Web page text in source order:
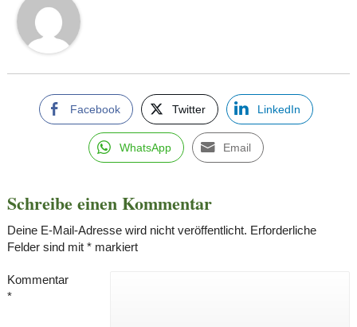
Facebook Twitter LinkedIn
WhatsApp Email
Schreibe einen Kommentar
Deine E-Mail-Adresse wird nicht veröffentlicht. Erforderliche
Felder sind mit *markiert
Kommentar
*